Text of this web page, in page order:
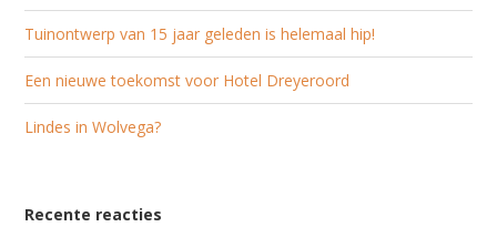
Tuinontwerp van 15 jaar geleden is helemaal hip!
Een nieuwe toekomst voor Hotel Dreyeroord
Lindes in Wolvega?
Recente reacties